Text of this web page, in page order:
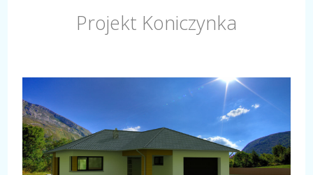
Projekt Koniczynka